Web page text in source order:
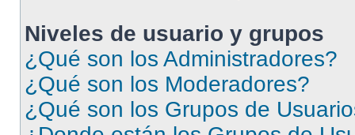
Niveles de usuario y grupos
¿Qué son los Administradores?
¿Qué son los Moderadores?
¿Qué son los Grupos de